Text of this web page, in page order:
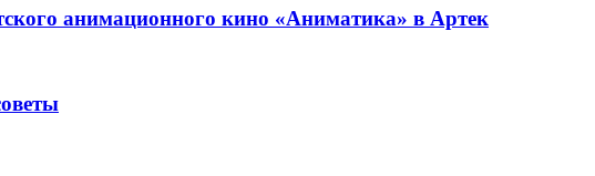
анимационного кино «Аниматика» в Артек